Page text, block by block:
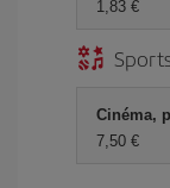
1,83 €
Cinéma,
7,50 €